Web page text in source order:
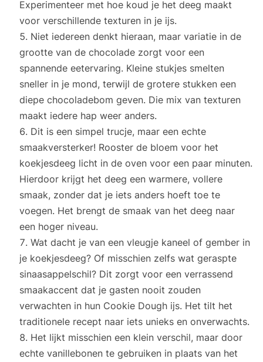
Experimenteer met hoe koud je het deeg maakt
voor verschillende texturen in je ijs.
Niet iedereen denkt hieraan, maar variatie in de
grootte van de chocolade zorgt voor een
spannende eetervaring. Kleine stukjes smelten
sneller in je mond, terwijl de grotere stukken een
diepe chocoladebom geven. Die mix van texturen
maakt iedere hap weer anders.
Dit is een simpel trucje, maar een echte
smaakversterker! Rooster de bloem voor het
koekjesdeeg licht in de oven voor een paar minuten.
Hierdoor krijgt het deeg een warmere, vollere
smaak, zonder dat je iets anders hoeft toe te
voegen. Het brengt de smaak van het deeg naar
een hoger niveau.
Wat dacht je van een vleugje kaneel of gember in
je koekjesdeeg? Of misschien zelfs wat geraspte
sinaasappelschil? Dit zorgt voor een verrassend
smaakaccent dat je gasten nooit zouden
verwachten in hun Cookie Dough ijs. Het tilt het
traditionele recept naar iets unieks en onverwachts.
Het lijkt misschien een klein verschil, maar door
echte vanillebonen te gebruiken in plaats van het